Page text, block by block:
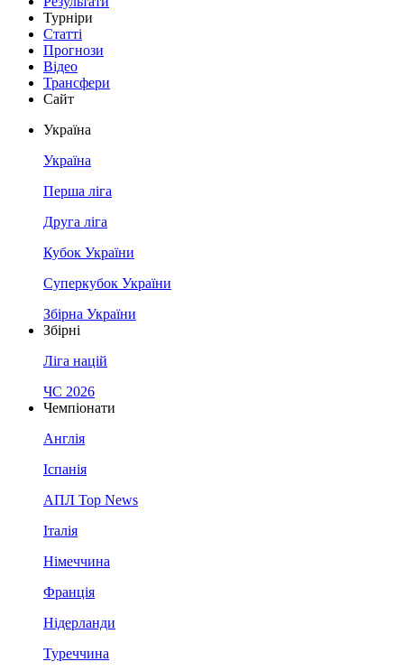
Турніри
Статті
Прогнози
Відео
Трансфери
Сайт
Україна
Україна
Перша ліга
Друга ліга
Кубок України
Суперкубок України
Збірна України
Збірні
Ліга націй
ЧС 2026
Чемпіонати
Англія
Іспанія
АПЛ Top News
Італія
Німеччина
Франція
Нідерланди
Туреччина